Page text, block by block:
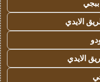
الايدي
الايدي